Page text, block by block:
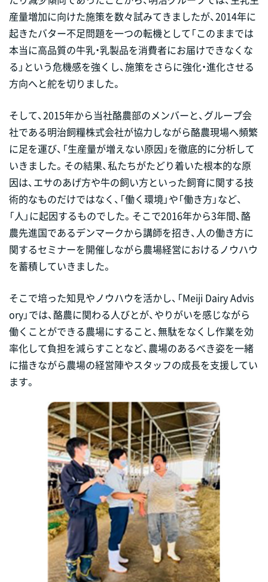
産量増加に向けた施策を数々試みてきましたが、2014年に
起きたバター不足問題を一つの転機として「このままでは
本当に高品質の牛乳・乳製品を消費者にお届けできなくな
る」という危機感を強くし、施策をさらに強化・進化させる
方向へと舵を切りました。
そして、2015年から当社酪農部のメンバーと、グループ会
社である明治飼糧株式会社が協力しながら酪農現場へ頻繁
に足を運び、「生産量が増えない原因」を徹底的に分析して
いきました。その結果、私たちがたどり着いた根本的な原
因は、エサのあげ方や牛の飼い方といった飼育に関する技
術的なものだけではなく、「働く環境」や「働き方」など、
「人」に起因するものでした。そこで2016年から3年間、酪
農先進国であるデンマークから講師を招き、人の働き方に
関するセミナーを開催しながら農場経営におけるノウハウ
を蓄積していきました。
そこで培った知見やノウハウを活かし、「Meiji Dairy Advis
ory」では、酪農に関わる人びとが、やりがいを感じながら
働くことができる農場にすること、無駄をなくし作業を効
率化して負担を減らすことなど、農場のあるべき姿を一緒
に描きながら農場の経営陣やスタッフの成長を支援してい
ます。